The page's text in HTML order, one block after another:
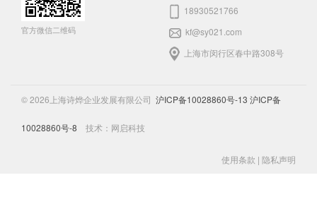
官方微信二维码
18930521766
kf@sy021.com
上海市闵行区春中路308号
© 2026上海诗烨企业发展有限公司 沪ICP备10028860号-13 沪ICP备
10028860号-8 技术： 网启科技
使用条款 | 隐私声明